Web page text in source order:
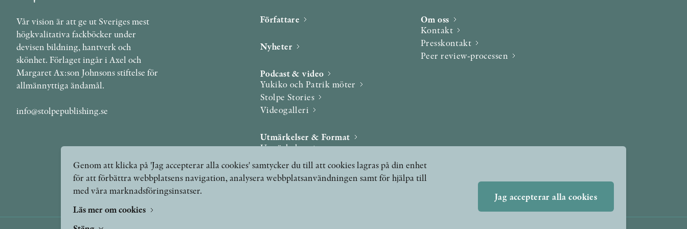
Vår vision är att ge ut Sveriges mest
högkvalitativa fackböcker under
devisen bildning, hantverk och
skönhet. Förlaget ingår i Axel och
Margaret Ax:son Johnsons stiftelse för
allmännyttiga ändamål.
info@stolpepublishing.se
Författare
Nyheter
Podcast & video
Yukiko och Patrik möter
Stolpe Stories
Videogalleri
Utmärkelser & Format
Utmärkelser
Övriga format
Om oss
Kontakt
Presskontakt
Peer review-processen
Genom att klicka på 'Jag accepterar alla cookies' samtycker du till att cookies lagras på din enhet
för att förbättra webbplatsens navigation, analysera webbplatsanvändningen samt för hjälpa till
med våra marknadsföringsinsatser.
Läs mer om cookies
Jag accepterar alla cookies